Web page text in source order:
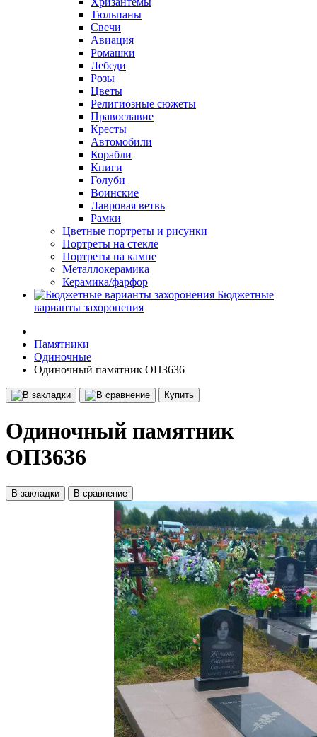
Тюльпаны
Свечи
Авиация
Ромашки
Лебеди
Розы
Цветы
Религиозные сюжеты
Православие
Кресты
Автомобили
Корабли
Книги
Голуби
Воинские
Лавровая ветвь
Рамки
Цветные портреты и рисунки
Портреты на стекле
Портреты на камне
Металлокерамика
Керамика/фарфор
Бюджетные
варианты захоронения
Памятники
Одиночные
Одиночный памятник ОП3636
Купить
Одиночный памятник
ОП3636
В закладки В сравнение